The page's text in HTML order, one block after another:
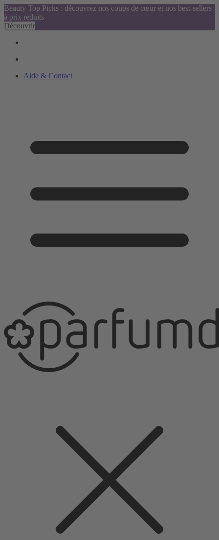
Beauty Top Picks : découvrez nos coups de cœur et nos best-sellers
à prix réduits
Découvrir
Aide & Contact